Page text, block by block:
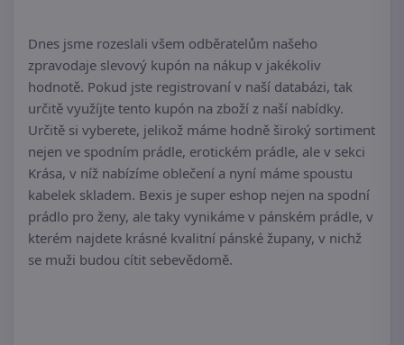
Dnes jsme rozeslali všem odběratelům našeho
zpravodaje slevový kupón na nákup v jakékoliv
hodnotě. Pokud jste registrovaní v naší databázi, tak
určitě využíjte tento kupón na zboží z naší nabídky.
Určitě si vyberete, jelikož máme hodně široký sortiment
nejen ve spodním prádle, erotickém prádle, ale v sekci
Krása, v níž nabízíme oblečení a nyní máme spoustu
kabelek skladem. Bexis je super eshop nejen na spodní
prádlo pro ženy, ale taky vynikáme v pánském prádle, v
kterém najdete krásné kvalitní pánské župany, v nichž
se muži budou cítit sebevědomě.